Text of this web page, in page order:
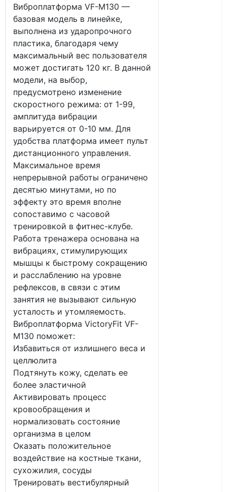
Виброплатформа VF-M130 —
базовая модель в линейке,
выполнена из ударопрочного
пластика, благодаря чему
максимальный вес пользователя
может достигать 120 кг. В данной
модели, на выбор,
предусмотрено изменение
скоростного режима: от 1-99,
амплитуда вибрации
варьируется от 0-10 мм. Для
удобства платформа имеет пульт
дистанционного управления.
Максимальное время
непрерывной работы ограничено
десятью минутами, но по
эффекту это время вполне
сопоставимо с часовой
тренировкой в фитнес-клубе.
Работа тренажера основана на
вибрациях, стимулирующих
мышцы к быстрому сокращению
и расслаблению на уровне
рефлексов, в связи с этим
занятия не вызывают сильную
усталость и утомляемость.
Виброплатформа VictoryFit VF-
M130 поможет:
Избавиться от излишнего веса и
целлюлита
Подтянуть кожу, сделать ее
более эластичной
Активировать процесс
кровообращения и
нормализовать состояние
организма в целом
Оказать положительное
воздействие на костные ткани,
сухожилия, сосуды
Тренировать вестибулярный